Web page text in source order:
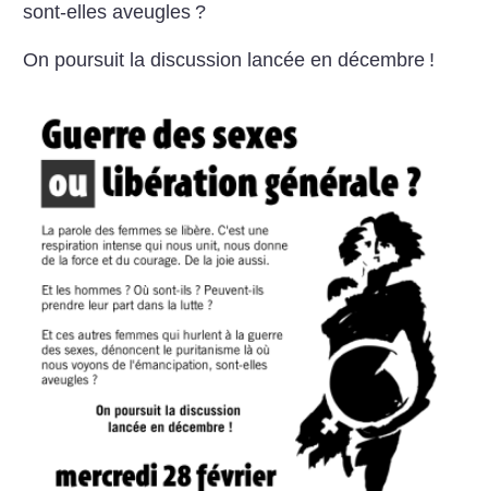
sont-elles aveugles ?
On poursuit la discussion lancée en décembre !